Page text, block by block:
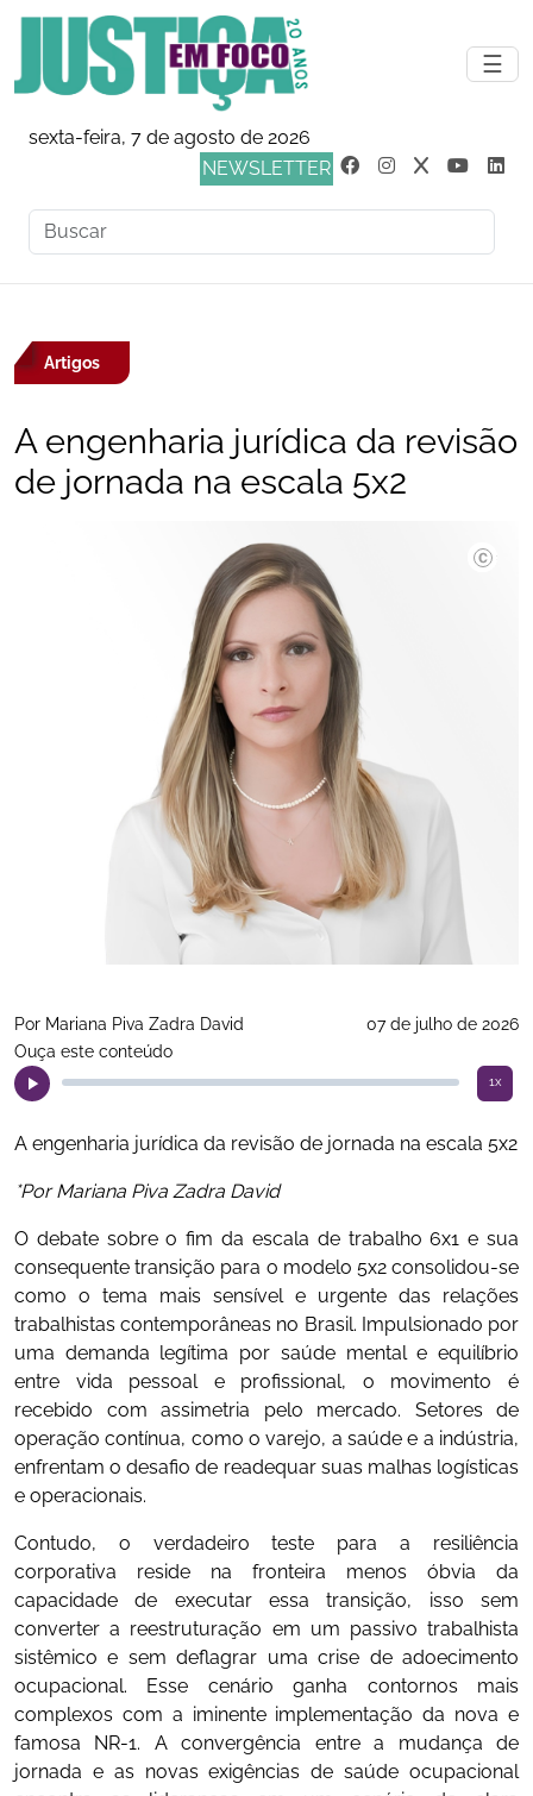
☰
sexta-feira, 7 de agosto de 2026
NEWSLETTER
Artigos
A engenharia jurídica da revisão
de jornada na escala 5x2
Por Mariana Piva Zadra David
07 de julho de 2026
Ouça este conteúdo
1x
A engenharia jurídica da revisão de jornada na escala 5x2
*Por Mariana Piva Zadra David
O debate sobre o fim da escala de trabalho 6x1 e sua
consequente transição para o modelo 5x2 consolidou-se
como o tema mais sensível e urgente das relações
trabalhistas contemporâneas no Brasil. Impulsionado por
uma demanda legítima por saúde mental e equilíbrio
entre vida pessoal e profissional, o movimento é
recebido com assimetria pelo mercado. Setores de
operação contínua, como o varejo, a saúde e a indústria,
enfrentam o desafio de readequar suas malhas logísticas
e operacionais.
Contudo, o verdadeiro teste para a resiliência
corporativa reside na fronteira menos óbvia da
capacidade de executar essa transição, isso sem
converter a reestruturação em um passivo trabalhista
sistêmico e sem deflagrar uma crise de adoecimento
ocupacional. Esse cenário ganha contornos mais
complexos com a iminente implementação da nova e
famosa NR-1. A convergência entre a mudança de
jornada e as novas exigências de saúde ocupacional